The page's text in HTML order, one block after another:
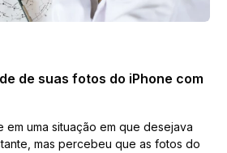
de suas fotos do iPhone com
em uma situação em que desejava
mas percebeu que as fotos do